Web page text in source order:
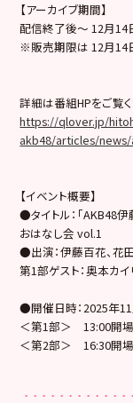
【アーカイブ期間】
配信終了後～ 12月14
※販売期限は 12月14
詳細は番組HPをご覧く
https://qlover.jp/
akb48/articles/news/
【イベント概要】
●タイトル：「AKB48
おはなし会 vol.1
●出演：伊藤百花、花
第1部ゲスト：奥本カ
●開催日時：2025年11
＜第1部＞ 13:00開場
＜第2部＞ 16:30開場